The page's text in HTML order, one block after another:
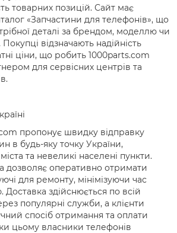
товарних позицій. Сайт має
«Запчастини для телефонів», що
деталі за брендом, моделлю чи
відзначають надійність
ціни, що робить 1000parts.com
для сервісних центрів та
пропонує швидку відправку
в будь-яку точку України,
та невеликі населені пункти.
дозволяє оперативно отримати
для ремонту, мінімізуючи час
здійснюється по всій
популярні служби, а клієнти
спосіб отримання та оплати
цьому власники телефонів